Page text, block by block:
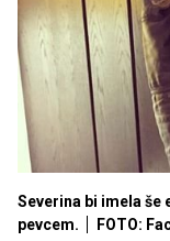
Severina bi imela še
pevcem.
FOTO: